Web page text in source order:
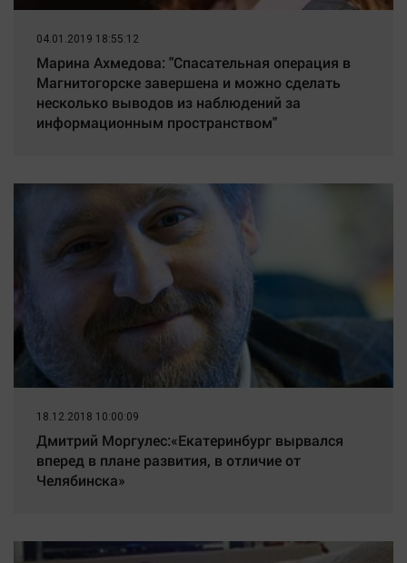
04.01.2019 18:55:12
Марина Ахмедова: "Спасательная операция в
Магнитогорске завершена и можно сделать
несколько выводов из наблюдений за
информационным пространством"
18.12.2018 10:00:09
Дмитрий Моргулес:«Екатеринбург вырвался
вперед в плане развития, в отличие от
Челябинска»